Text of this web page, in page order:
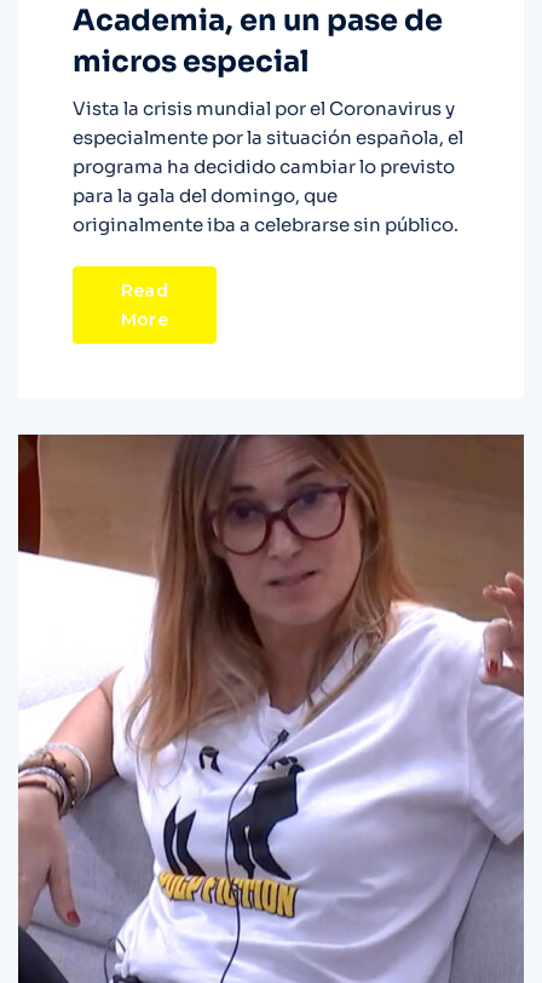
Academia, en un pase de
micros especial
Vista la crisis mundial por el Coronavirus y
especialmente por la situación española, el
programa ha decidido cambiar lo previsto
para la gala del domingo, que
originalmente iba a celebrarse sin público.
Read
More